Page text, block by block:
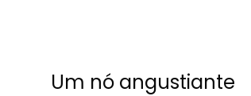
Um nó angustiante